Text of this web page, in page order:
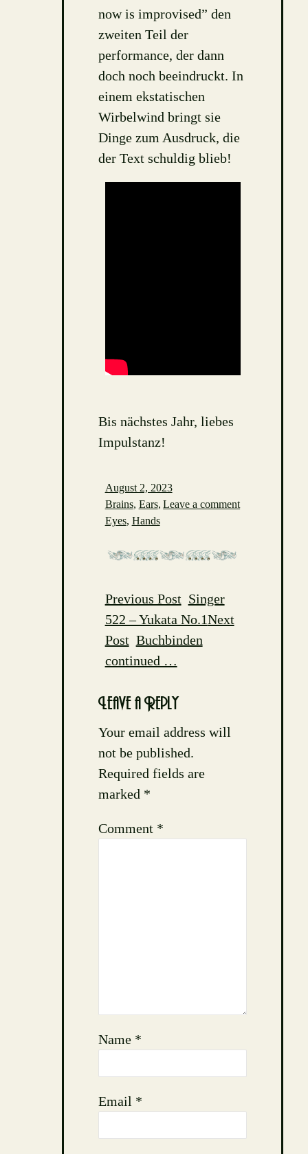
now is improvised” den
zweiten Teil der
performance, der dann
doch noch beeindruckt. In
einem ekstatischen
Wirbelwind bringt sie
Dinge zum Ausdruck, die
der Text schuldig blieb!
Bis nächstes Jahr, liebes
Impulstanz!
August 2, 2023
Leave a comment
Brains, Ears,
Eyes, Hands
Post
navigation
Previous Post Singer
522 – Yukata No.1Next
Post Buchbinden
continued …
Leave a Reply
Your email address will
not be published.
Required fields are
marked *
Comment *
Name *
Email *